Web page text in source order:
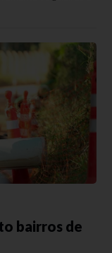
bairros de